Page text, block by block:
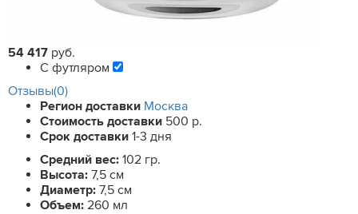
54 417 руб.
С футляром
Отзывы(0)
Регион доставки Москва
Стоимость доставки 500 р.
Срок доставки 1-3 дня
Средний вес: 102 гр.
Высота: 7,5 см
Диаметр: 7,5 см
Объем: 260 мл